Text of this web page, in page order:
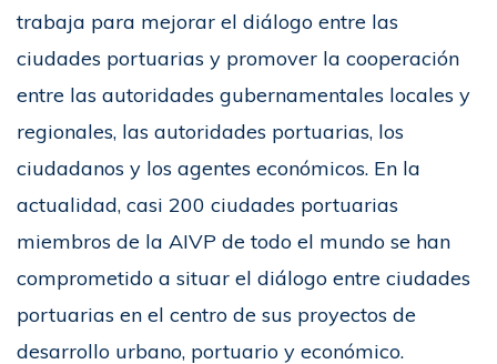
trabaja para mejorar el diálogo entre las
ciudades portuarias y promover la cooperación
entre las autoridades gubernamentales locales y
regionales, las autoridades portuarias, los
ciudadanos y los agentes económicos. En la
actualidad, casi 200 ciudades portuarias
miembros de la AIVP de todo el mundo se han
comprometido a situar el diálogo entre ciudades
portuarias en el centro de sus proyectos de
desarrollo urbano, portuario y económico.